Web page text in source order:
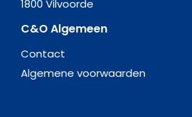
1800 Vilvoorde
C&O Algemeen
Contact
Algemene voorwaarden